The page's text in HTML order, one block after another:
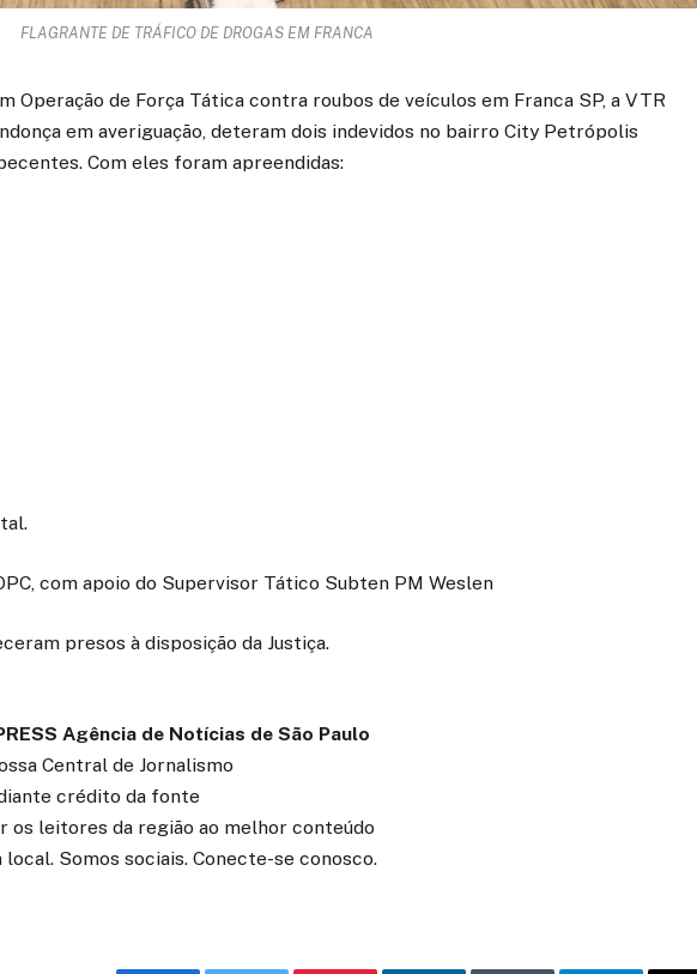
FLAGRANTE DE TRÁFICO DE DROGAS EM FRANCA
Operação de Força Tática contra roubos de veículos em Franca SP, a VTR
em averiguação, deteram dois indevidos no bairro City Petrópolis
Com eles foram apreendidas:
com apoio do Supervisor Tático Subten PM Weslen
presos à disposição da Justiça.
Agência de Notícias de São Paulo
Central de Jornalismo
crédito da fonte
os leitores da região ao melhor conteúdo
Somos sociais. Conecte-se conosco.